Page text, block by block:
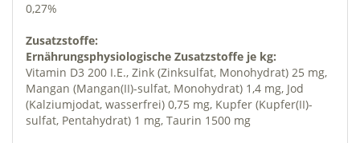
0,27%
Zusatzstoffe:
Ernährungsphysiologische Zusatzstoffe je kg:
Vitamin D3 200 I.E., Zink (Zinksulfat, Monohydrat) 25 mg,
Mangan (Mangan(II)-sulfat, Monohydrat) 1,4 mg, Jod
(Kalziumjodat, wasserfrei) 0,75 mg, Kupfer (Kupfer(II)-
sulfat, Pentahydrat) 1 mg, Taurin 1500 mg